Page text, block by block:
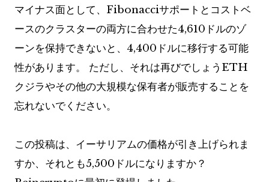
マイナス面として、Fibonacciサポートとコストベ
ースのクラスターの両方に合わせた4,610ドルのゾ
ーンを保持できないと、4,400ドルに移行する可能
性があります。 ただし、それは再びでしょう ETH
クジラやその他の大規模な保有者が販売することを
忘れないでください。
この投稿は、イーサリアムの価格が引き上げられま
すか、それとも5,500ドルになりますか？